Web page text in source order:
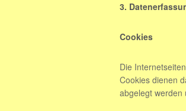
3.
Cookies
Die
Cookies dienen
abgelegt werden